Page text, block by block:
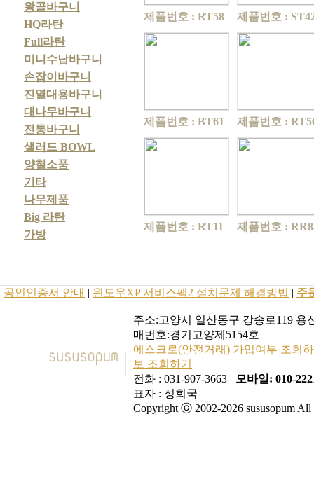
왕골바구니
HQ라탄
Full라탄
미니수납바구니
손잡이바구니
진열대용바구니
대나무바구니
전통바구니
샐러드 BOWL
양철소품
기타
나무제품
Big 라탄
가방
제품번호 : RT58 제품번호 :
제품번호 : BT61 제품번호 :
제품번호 : RT11 제품번호 :
공인인증서 안내 | 윈도우XP 서비스팩2 설치문제 해결방법 | 주
주소:고양시 일산동구 강송로119 용
매번호:경기고양제5154호
에스크로(안전거래) 가입여부 조회
보 조회하기
전화 : 031-907-3663
모바일: 010-
표자 : 정희국
Copyright ⓒ 2002-2026 sususopum All